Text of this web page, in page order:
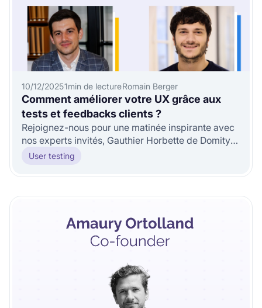
10/12/20251min de lectureRomain Berger
Comment améliorer votre UX grâce aux
tests et feedbacks clients ?
Rejoignez-nous pour une matinée inspirante avec
nos experts invités, Gauthier Horbette de Domitys
et Romain Berger
User testing